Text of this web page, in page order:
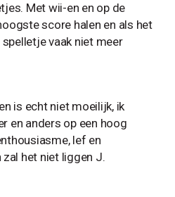
Met wii-en en op de
score halen en als het
vaak niet meer
is echt niet moeilijk, ik
en anders op een hoog
lef en
het niet liggen J.